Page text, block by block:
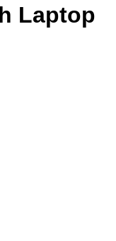
Laptop